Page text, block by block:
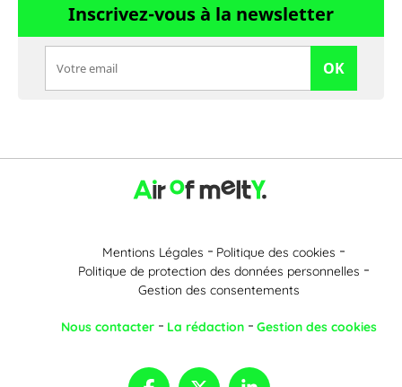
Inscrivez-vous à la newsletter
OK
Mentions Légales
Politique des cookies
Politique de protection des données personnelles
Gestion des consentements
Nous contacter La rédaction Gestion des cookies